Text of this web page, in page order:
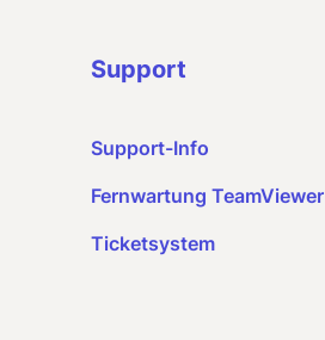
Support
Support-Info
Fernwartung TeamViewer
Ticketsystem